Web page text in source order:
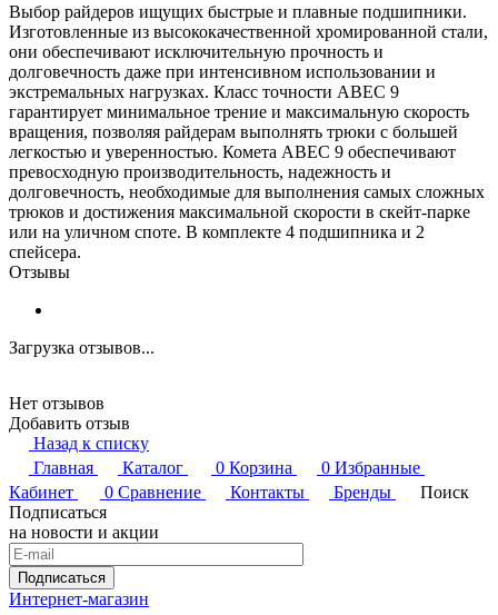
Выбор райдеров ищущих быстрые и плавные подшипники.
Изготовленные из высококачественной хромированной стали,
они обеспечивают исключительную прочность и
долговечность даже при интенсивном использовании и
экстремальных нагрузках. Класс точности ABEC 9
гарантирует минимальное трение и максимальную скорость
вращения, позволяя райдерам выполнять трюки с большей
легкостью и уверенностью. Комета АВЕС 9 обеспечивают
превосходную производительность, надежность и
долговечность, необходимые для выполнения самых сложных
трюков и достижения максимальной скорости в скейт-парке
или на уличном споте. В комплекте 4 подшипника и 2
спейсера.
Отзывы
Загрузка отзывов...
Нет отзывов
Добавить отзыв
Назад к списку
Главная
Каталог 0 Корзина 0 Избранные
Кабинет
0 Сравнение Контакты Бренды
Поиск
Подписаться
на новости и акции
Подписаться
Интернет-магазин